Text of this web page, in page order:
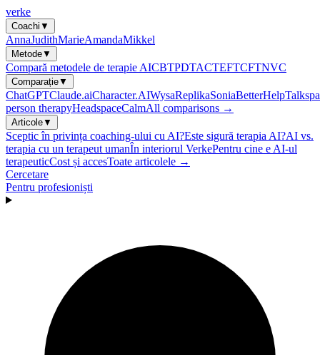
verke
Coachi ▼
AnnaJudithMarieAmandaMikkel
Metode▼
Compară metodele de terapie AICBTPDTACTEFTCFTNVC
Comparație▼
ChatGPTClaude.aiCharacter.AIWysaReplikaSoniaBetterHelp
person therapyHeadspaceCalmAll comparisons →
Articole▼
Sceptic în privința coaching-ului cu AI?Este sigură terapia AI?AI vs.
terapia cu un terapeut umanÎn interiorul VerkePentru cine e AI-ul
terapeuticCost și accesToate articolele →
Cercetare
Pentru profesioniști